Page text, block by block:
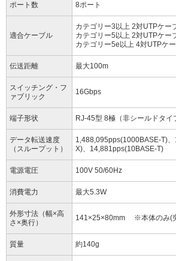
ポート数 8ポート
適合ケーブル
カテゴリー3以上 2対UTPケー
カテゴリー5以上 2対UTPケー
カテゴリー5e以上 4対UTPケ
伝送距離 最大100m
スイッチング・フ
ァブリック
16Gbps
端子形状 RJ-45型 8極（非シールドタイ
データ転送速度
（スループット）
1,488,095pps(1000BASE-T)
X)、14,881pps(10BASE-T)
電源電圧 100V 50/60Hz
消費電力 最大5.3W
外形寸法（幅×高
さ×奥行）
141×25×80mm ※本体のみ(
質量 約140g